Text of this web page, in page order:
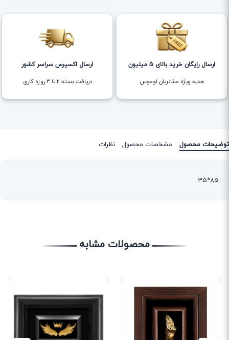
ارسال رایگان خرید بالای 5 میلیون
هدیه ویژه مشتریان لوموس
ارسال اکسپرس سراسر کشور
دریافت بسته ۲ تا ۳ روزه کاری
توضیحات محصول مشخصات محصول نظرات
85*35
محصولات مشابه